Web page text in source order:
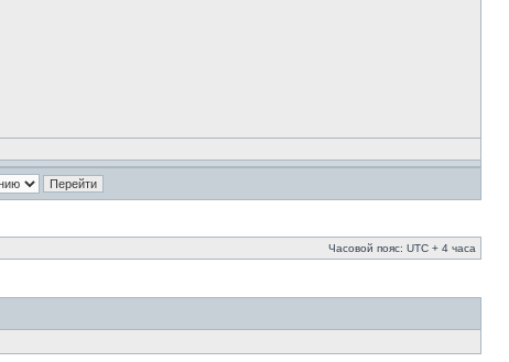
Часовой пояс: UTC + 4 часа